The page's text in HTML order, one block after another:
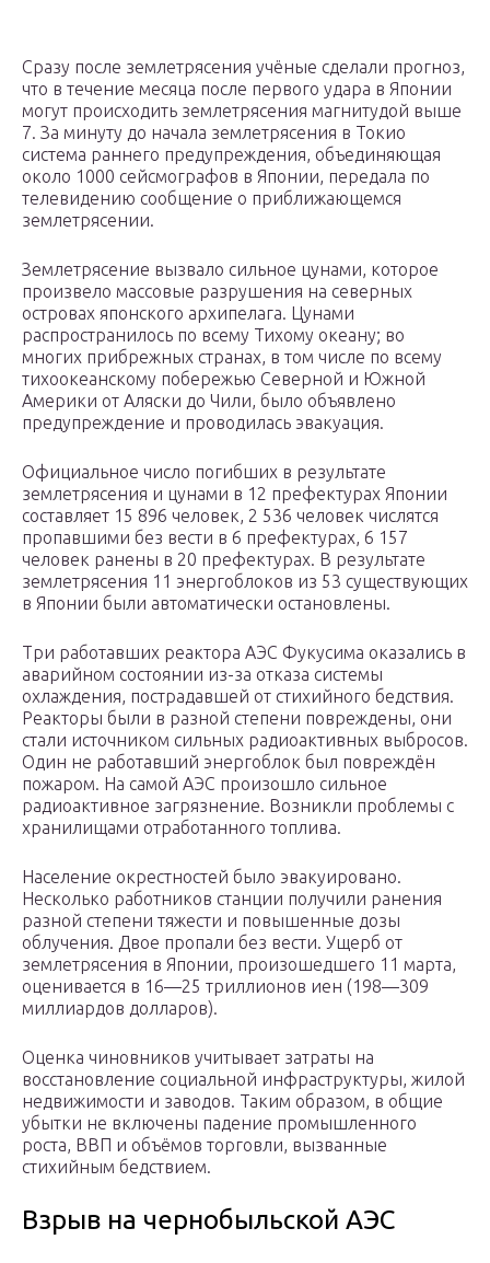
Сразу после землетрясения учёные сделали прогноз,
что в течение месяца после первого удара в Японии
могут происходить землетрясения магнитудой выше
7. За минуту до начала землетрясения в Токио
система раннего предупреждения, объединяющая
около 1000 сейсмографов в Японии, передала по
телевидению сообщение о приближающемся
землетрясении.
Землетрясение вызвало сильное цунами, которое
произвело массовые разрушения на северных
островах японского архипелага. Цунами
распространилось по всему Тихому океану; во
многих прибрежных странах, в том числе по всему
тихоокеанскому побережью Северной и Южной
Америки от Аляски до Чили, было объявлено
предупреждение и проводилась эвакуация.
Официальное число погибших в результате
землетрясения и цунами в 12 префектурах Японии
составляет 15 896 человек, 2 536 человек числятся
пропавшими без вести в 6 префектурах, 6 157
человек ранены в 20 префектурах. В результате
землетрясения 11 энергоблоков из 53 существующих
в Японии были автоматически остановлены.
Три работавших реактора АЭС Фукусима оказались в
аварийном состоянии из-за отказа системы
охлаждения, пострадавшей от стихийного бедствия.
Реакторы были в разной степени повреждены, они
стали источником сильных радиоактивных выбросов.
Один не работавший энергоблок был повреждён
пожаром. На самой АЭС произошло сильное
радиоактивное загрязнение. Возникли проблемы с
хранилищами отработанного топлива.
Население окрестностей было эвакуировано.
Несколько работников станции получили ранения
разной степени тяжести и повышенные дозы
облучения. Двое пропали без вести. Ущерб от
землетрясения в Японии, произошедшего 11 марта,
оценивается в 16—25 триллионов иен (198—309
миллиардов долларов).
Оценка чиновников учитывает затраты на
восстановление социальной инфраструктуры, жилой
недвижимости и заводов. Таким образом, в общие
убытки не включены падение промышленного
роста, ВВП и объёмов торговли, вызванные
стихийным бедствием.
Взрыв на чернобыльской АЭС